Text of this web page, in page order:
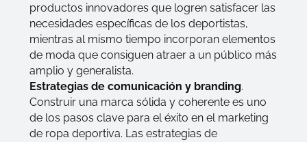
productos innovadores que logren satisfacer las
necesidades específicas de los deportistas,
mientras al mismo tiempo incorporan elementos
de moda que consiguen atraer a un público más
amplio y generalista.
Estrategias de comunicación y branding.
Construir una marca sólida y coherente es uno
de los pasos clave para el éxito en el marketing
de ropa deportiva. Las estrategias de